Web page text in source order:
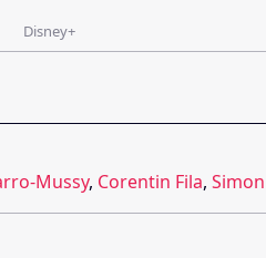
Disney+
Mussy, Corentin Fila,